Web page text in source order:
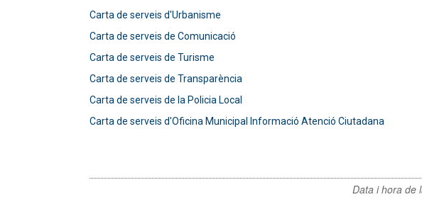
Carta de serveis d'Urbanisme
Carta de serveis de Comunicació
Carta de serveis de Turisme
Carta de serveis de Transparència
Carta de serveis de la Policia Local
Carta de serveis d'Oficina Municipal Informació Atenció Ciutadana
Data i hora de